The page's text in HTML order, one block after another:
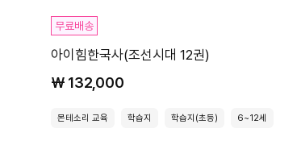
무료배송
아이힘한국사(조선시대 12권)
₩ 132,000
몬테소리 교육 학습지 학습지(초등) 6~12세